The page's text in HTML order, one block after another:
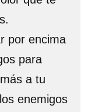
por encima
para
a tu
enemigos